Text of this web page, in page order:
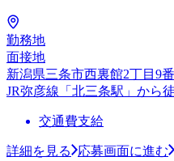
勤務地
面接地
新潟県三条市西裏館2丁目9
JR弥彦線「北三条駅」から
交通費支給
詳細を見る
応募画面に進む